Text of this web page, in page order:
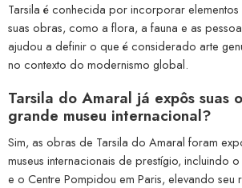
Tarsila é conhecida por incorporar elementos
suas obras, como a flora, a fauna e as
ajudou a definir o que é considerado arte
no contexto do modernismo global.
Tarsila do Amaral já expôs suas
grande museu internacional?
Sim, as obras de Tarsila do Amaral foram
museus internacionais de prestígio, incluindo
e o Centre Pompidou em Paris, elevando seu